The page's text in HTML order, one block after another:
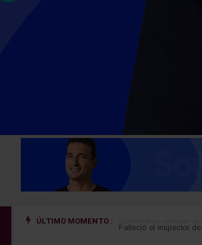
ÚLTIMO MOMENTO :
un camión